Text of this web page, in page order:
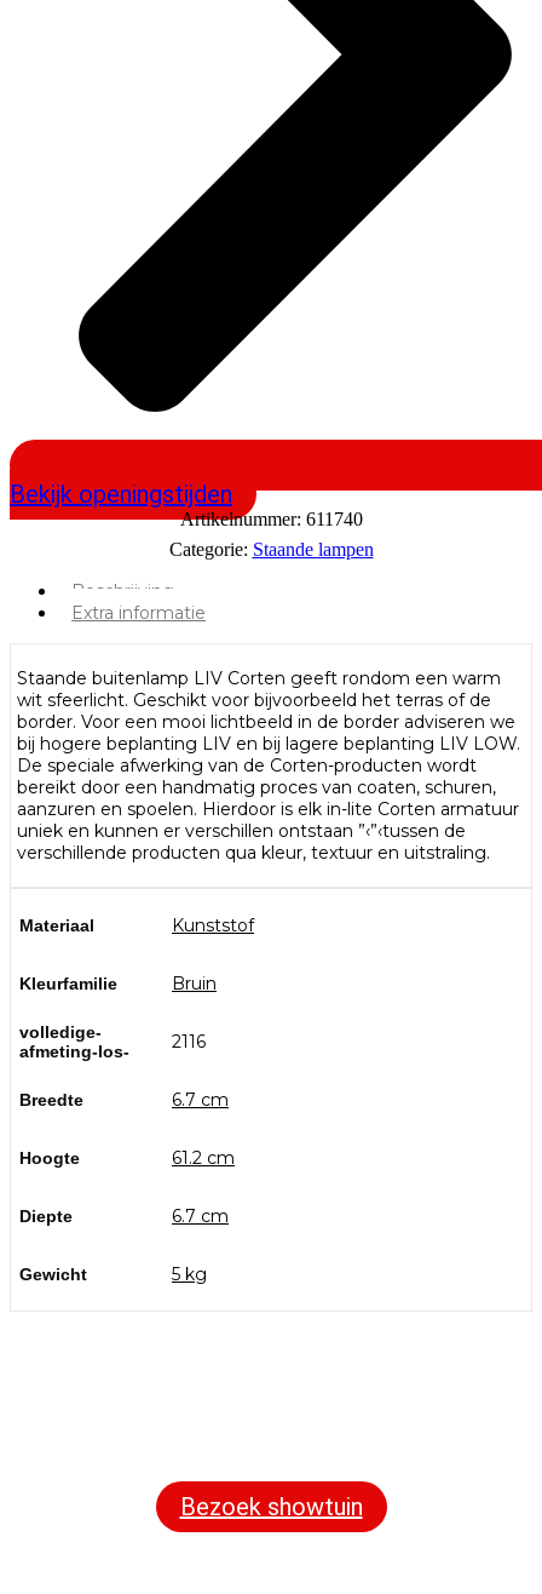
Bekijk openingstijden
Artikelnummer: 611740
Categorie: Staande lampen
Beschrijving
Extra informatie
Staande buitenlamp LIV Corten geeft rondom een warm
wit sfeerlicht. Geschikt voor bijvoorbeeld het terras of de
border. Voor een mooi lichtbeeld in de border adviseren we
bij hogere beplanting LIV en bij lagere beplanting LIV LOW.
De speciale afwerking van de Corten-producten wordt
bereikt door een handmatig proces van coaten, schuren,
aanzuren en spoelen. Hierdoor is elk in-lite Corten armatuur
uniek en kunnen er verschillen ontstaan ”‹”‹tussen de
verschillende producten qua kleur, textuur en uitstraling.
Materiaal Kunststof
Kleurfamilie Bruin
volledige-
afmeting-los-
2116
Breedte 6.7 cm
Hoogte 61.2 cm
Diepte 6.7 cm
Gewicht 5 kg
Bezoek showtuin